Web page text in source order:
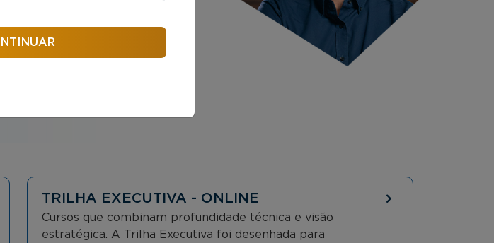
TRILHA EXECUTIVA - ONLINE
Cursos que combinam profundidade técnica e visão
estratégica. A Trilha Executiva foi desenhada para